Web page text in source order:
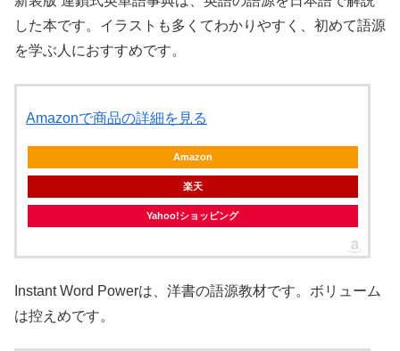
した本です。イラストも多くてわかりやすく、初めて語源
を学ぶ人におすすめです。
Amazonで商品の詳細を見る
Amazon
楽天
Yahoo!ショッピング
Instant Word Powerは、洋書の語源教材です。ボリューム
は控えめです。